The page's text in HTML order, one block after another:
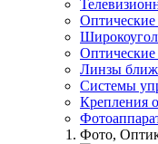
Оптические
Линзы
Системы
Крепления
Фото,